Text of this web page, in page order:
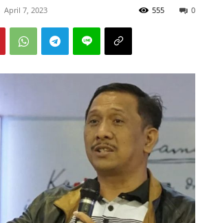
April 7, 2023 0
555